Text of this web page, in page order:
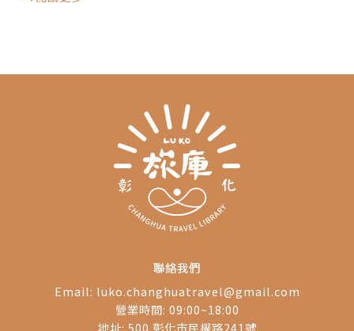
聯絡我們
Email: luko.changhuatravel@gmail.com
營業時間: 09:00~18:00